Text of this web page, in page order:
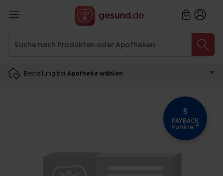
Bestellung bei Apotheke wählen
5
PAYBACK
Punkte 4